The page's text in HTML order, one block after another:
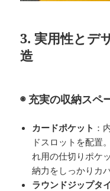
3. 実用性とデ
造
◉ 充実の収納スペ
カードポケット ：
ドスロットを配置
れ用の仕切りポケ
納力をしっかりカ
ラウンドジップタ